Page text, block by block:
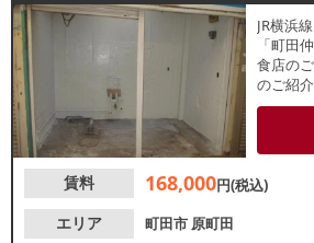
JR横浜
「町田
食店の
のご紹
など多
多くの
坪の小
アパレ
賃料 168,000円(税込)
エリア
町田市 原町田